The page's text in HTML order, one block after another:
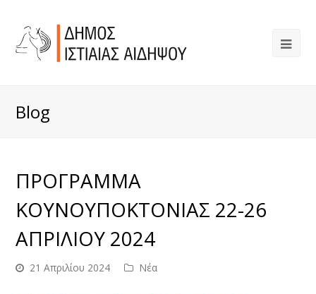
Blog
ΠΡΟΓΡΑΜΜΑ
ΚΟΥΝΟΥΠΟΚΤΟΝΙΑΣ 22-26
ΑΠΡΙΛΙΟΥ 2024
21 Απριλίου 2024 Νέα